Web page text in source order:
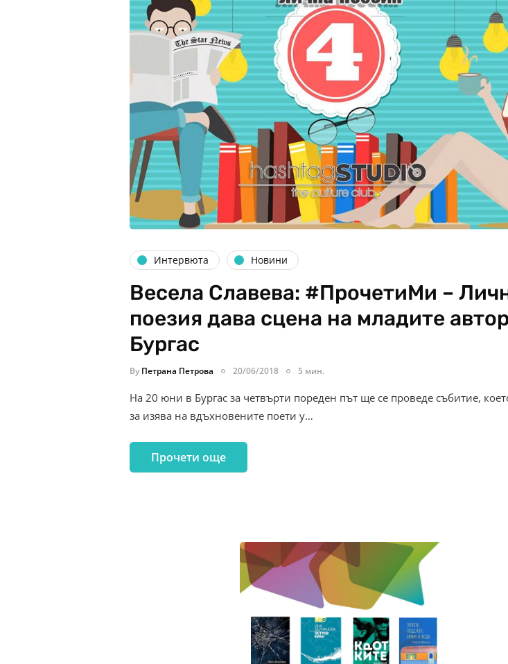
Интервюта Новини
Весела Славева: #ПрочетиМи –
поезия дава сцена на младите
Бургас
By Петрана Петрова 20/06/2018 5 мин.
На 20 юни в Бургас за четвърти пореден път ще се проведе събитие,
за изява на вдъхновените поети у…
Прочети още